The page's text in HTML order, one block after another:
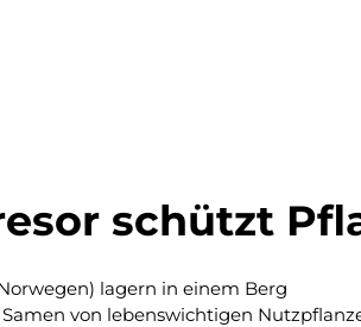
schützt
lagern in einem Berg
von lebenswichtigen